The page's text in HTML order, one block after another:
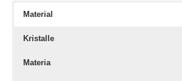
Material
Kristalle
Materia